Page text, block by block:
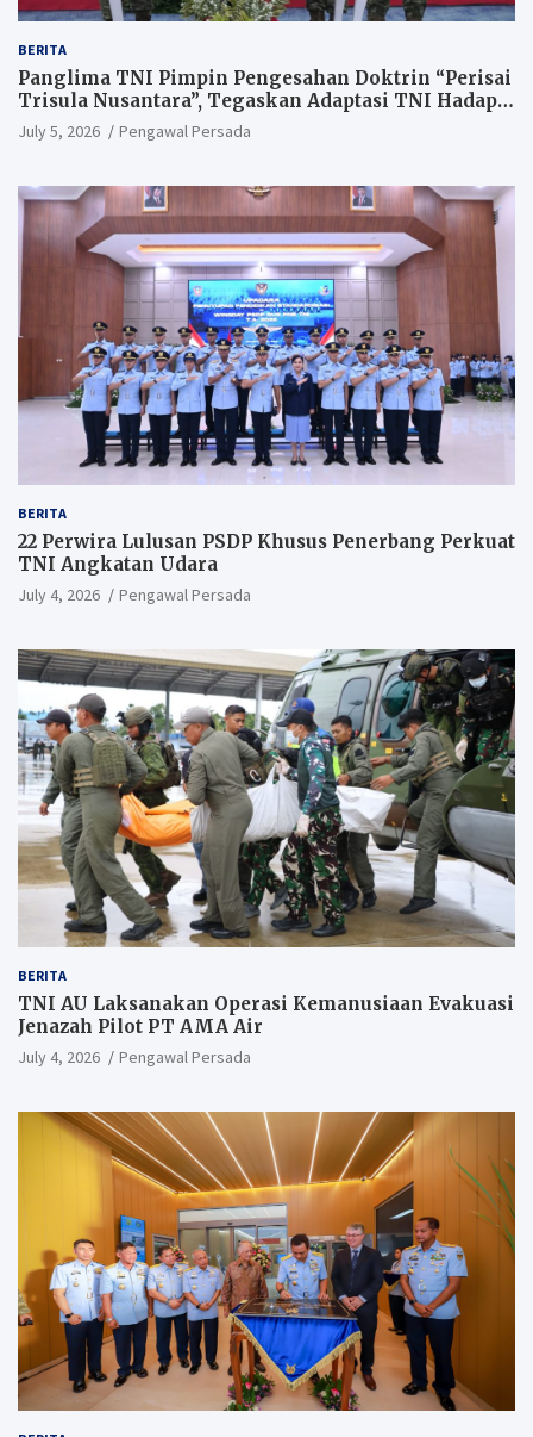
BERITA
Panglima TNI Pimpin Pengesahan Doktrin “Perisai
Trisula Nusantara”, Tegaskan Adaptasi TNI Hadapi
Perang Modern
July 5, 2026 Pengawal Persada
BERITA
22 Perwira Lulusan PSDP Khusus Penerbang Perkuat
TNI Angkatan Udara
July 4, 2026 Pengawal Persada
BERITA
TNI AU Laksanakan Operasi Kemanusiaan Evakuasi
Jenazah Pilot PT AMA Air
July 4, 2026 Pengawal Persada